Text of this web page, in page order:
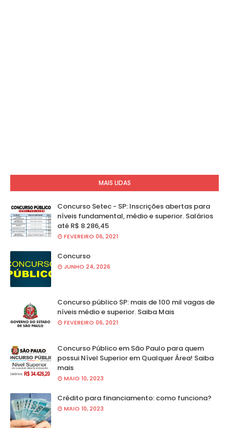
MAIS LIDAS
Concurso Setec - SP: Inscrições abertas para
níveis fundamental, médio e superior. Salários
até R$ 8.286,45
FEVEREIRO 06, 2021
Concurso
JUNHO 24, 2026
Concurso público SP: mais de 100 mil vagas de
níveis médio e superior. Saiba Mais
FEVEREIRO 06, 2021
Concurso Público em São Paulo para quem
possui Nível Superior em Qualquer Área! Saiba
mais
MAIO 10, 2023
Crédito para financiamento: como funciona?
MAIO 10, 2023